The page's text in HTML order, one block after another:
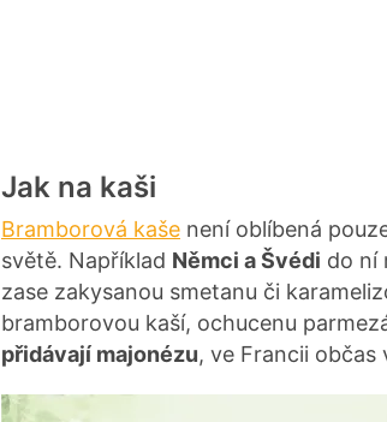
Jak na kaši
Bramborová kaše není oblíbená
světě. Například Němci a Švédi do ní
zase zakysanou smetanu či
bramborovou kaší, ochucenu
přidávají majonézu, ve Francii občas